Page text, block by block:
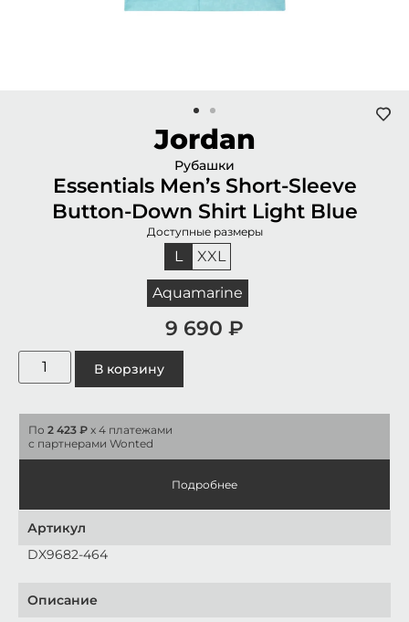
Jordan
Рубашки
Essentials Men’s Short-Sleeve
Button-Down Shirt Light Blue
Доступные размеры
L XXL
Aquamarine
9 690 ₽
В корзину
По 2 423 ₽ x 4 платежами
с партнерами Wonted
Подробнее
Артикул
DX9682-464
Описание